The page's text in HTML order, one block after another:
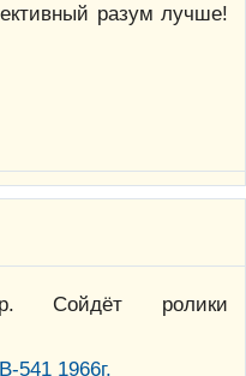
разум лучше!
Сойдёт ролики